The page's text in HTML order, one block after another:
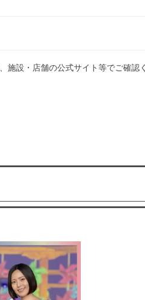
設・店舗の公式サイト等でご確認